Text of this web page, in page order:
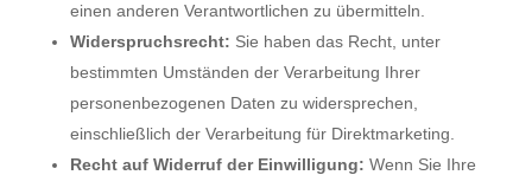
einen anderen Verantwortlichen zu übermitteln.
Widerspruchsrecht: Sie haben das Recht, unter
bestimmten Umständen der Verarbeitung Ihrer
personenbezogenen Daten zu widersprechen,
einschließlich der Verarbeitung für Direktmarketing.
Recht auf Widerruf der Einwilligung: Wenn Sie Ihre